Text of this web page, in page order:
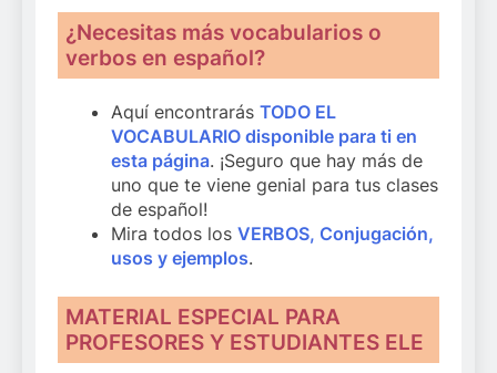
¿Necesitas más vocabularios o
verbos en español?
Aquí encontrarás TODO EL
VOCABULARIO disponible para ti en
esta página. ¡Seguro que hay más de
uno que te viene genial para tus clases
de español!
Mira todos los VERBOS, Conjugación,
usos y ejemplos.
MATERIAL ESPECIAL PARA
PROFESORES Y ESTUDIANTES ELE